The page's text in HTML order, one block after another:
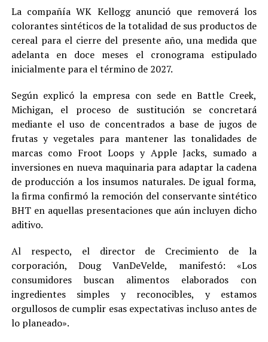
La compañía WK Kellogg anunció que removerá los
colorantes sintéticos de la totalidad de sus productos de
cereal para el cierre del presente año, una medida que
adelanta en doce meses el cronograma estipulado
inicialmente para el término de 2027.
Según explicó la empresa con sede en Battle Creek,
Michigan, el proceso de sustitución se concretará
mediante el uso de concentrados a base de jugos de
frutas y vegetales para mantener las tonalidades de
marcas como Froot Loops y Apple Jacks, sumado a
inversiones en nueva maquinaria para adaptar la cadena
de producción a los insumos naturales. De igual forma,
la firma confirmó la remoción del conservante sintético
BHT en aquellas presentaciones que aún incluyen dicho
aditivo.
Al respecto, el director de Crecimiento de la
corporación, Doug VanDeVelde, manifestó: «Los
consumidores buscan alimentos elaborados con
ingredientes simples y reconocibles, y estamos
orgullosos de cumplir esas expectativas incluso antes de
lo planeado».